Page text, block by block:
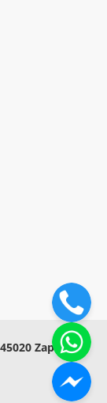
Zapopan,